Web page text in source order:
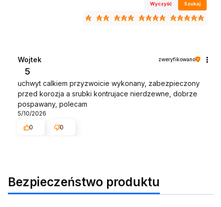
Wyczyść Szukaj
Wojtek zweryfikowano
5
uchwyt calkiem przyzwoicie wykonany, zabezpieczony
przed korozja a srubki kontrujace nierdzewne, dobrze
pospawany, polecam
5/10/2026
0
0
Bezpieczeństwo produktu